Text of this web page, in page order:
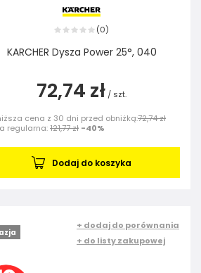
(0)
KARCHER Dysza Power 25°, 040
72,74 zł / szt.
cena z 30 dni przed obniżką:72,74 zł
regularna:121,77 zł -40%
Dodaj do koszyka
+ dodaj do porównania
+ do listy zakupowej